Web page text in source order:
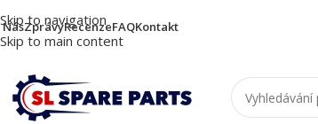
Skip to navigation
Skip to main content
NásZprávyRecenzeFAQKontakt